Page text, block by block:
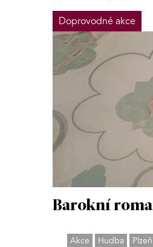
Doprovodné akce
Barokní
Akce Hudba